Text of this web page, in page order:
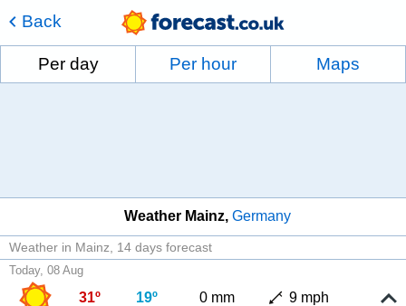
Back
Per day Per hour Maps
Weather Mainz Germany
Weather in Mainz 14 days forecast
Today, 08 Aug
31º 19º 0 mm 9 mph